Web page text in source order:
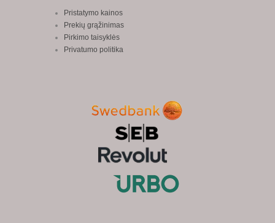
Pristatymo kainos
Prekių grąžinimas
Pirkimo taisyklės
Privatumo politika